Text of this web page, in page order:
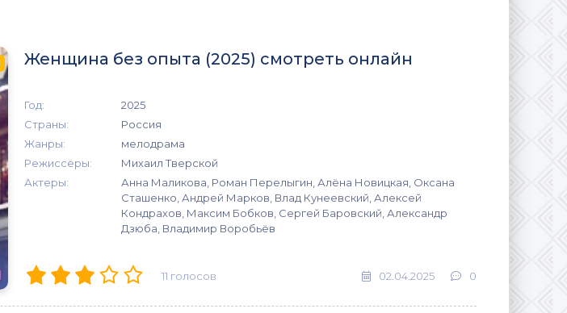
Женщина без опыта (2025) смотреть онлайн
Год:
2025
Страны:
Россия
Жанры:
мелодрама
Режиссёры:
Михаил Тверской
Актеры:
Анна Маликова, Роман Перелыгин, Алёна Новицкая, Оксана
Сташенко, Андрей Марков, Влад Кунеевский, Алексей
Кондрахов, Максим Бобков, Сергей Баровский, Александр
Дзюба, Владимир Воробьёв
11 голосов 02.04.2025 0